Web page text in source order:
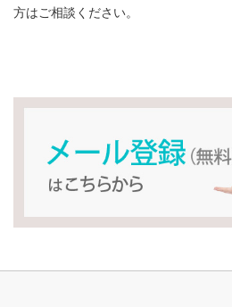
方はご相談ください。